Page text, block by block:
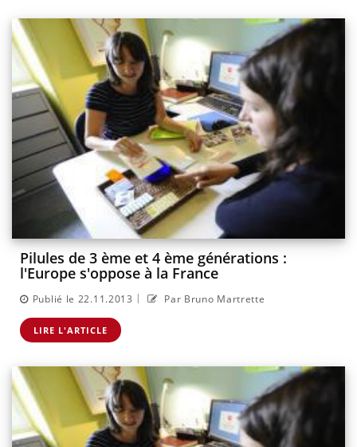
Pilules de 3 ème et 4 ème générations :
l'Europe s'oppose à la France
Publié le 22.11.2013 | Par Bruno Martrette
LIRE L'ARTICLE